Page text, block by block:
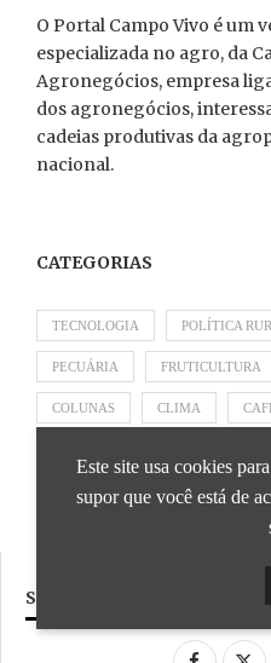
O Portal Campo Vivo é um
especializada no agro, da
Agronegócios, empresa
dos agronegócios,
cadeias produtivas da
nacional.
CATEGORIAS
TECNOLOGIA POLÍTICA
PECUÁRIA FRUTICULTURA
COLUNAS CLIMA
APRESENTADO POR BRAPEX
SIGA NOSSAS REDES SOCIAIS
Este site usa cookies
supor que você está de